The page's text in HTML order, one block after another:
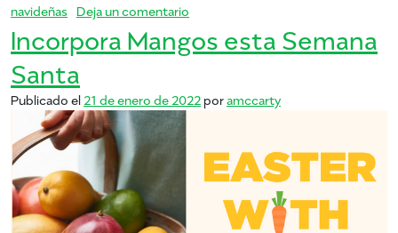
navideñas Deja un comentario
Incorpora Mangos esta Semana
Santa
Publicado el 21 de enero de 2022poramccarty